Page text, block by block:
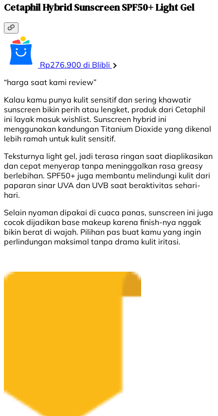
Cetaphil Hybrid Sunscreen SPF50+ Light Gel
Rp276.900 di Blibli
“harga saat kami review”
Kalau kamu punya kulit sensitif dan sering khawatir
sunscreen bikin perih atau lengket, produk dari Cetaphil
ini layak masuk wishlist. Sunscreen hybrid ini
menggunakan kandungan Titanium Dioxide yang dikenal
lebih ramah untuk kulit sensitif.
Teksturnya light gel, jadi terasa ringan saat diaplikasikan
dan cepat menyerap tanpa meninggalkan rasa greasy
berlebihan. SPF50+ juga membantu melindungi kulit dari
paparan sinar UVA dan UVB saat beraktivitas sehari-
hari.
Selain nyaman dipakai di cuaca panas, sunscreen ini juga
cocok dijadikan base makeup karena finish-nya nggak
bikin berat di wajah. Pilihan pas buat kamu yang ingin
perlindungan maksimal tanpa drama kulit iritasi.